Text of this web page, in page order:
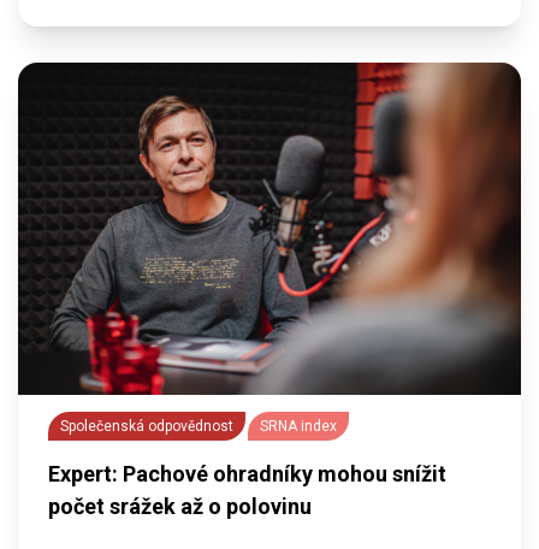
Společenská odpovědnost SRNA index
Expert: Pachové ohradníky mohou snížit
počet srážek až o polovinu